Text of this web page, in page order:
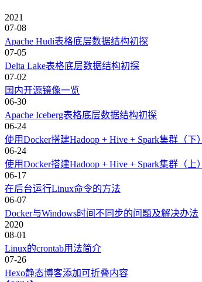
2021
07-08
Apache Hudi表格底层数据结构初探
07-05
Delta Lake表格底层数据结构初探
07-02
国内开源镜像一览
06-30
Apache Iceberg表格底层数据结构初探
06-24
使用Docker搭建Hadoop + Hive + Spark集群（下）
06-24
使用Docker搭建Hadoop + Hive + Spark集群（上）
06-17
在后台运行Linux命令的方法
06-07
Docker与Windows时间不同步的问题及解决办法
2020
08-01
Linux的crontab用法简介
07-26
Hexo静态博客添加可折叠内容